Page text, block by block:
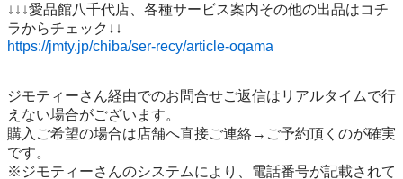
↓↓↓愛品館八千代店、各種サービス案内その他の出品はコチ
https://jmty.jp/chiba/ser-recy/article-oqama
ジモティーさん経由でのお問合せご返信はリアルタイムで行
えない場合がございます。
購入ご希望の場合は店舗へ直接ご連絡→ご予約頂くのが確実
です。
※ジモティーさんのシステムにより、電話番号が記載されて